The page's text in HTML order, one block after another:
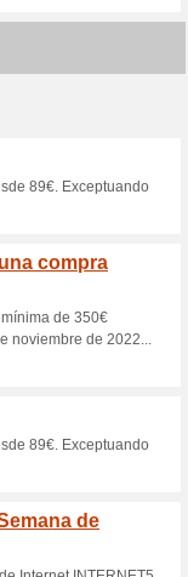
Ofertas
los
sección
solo